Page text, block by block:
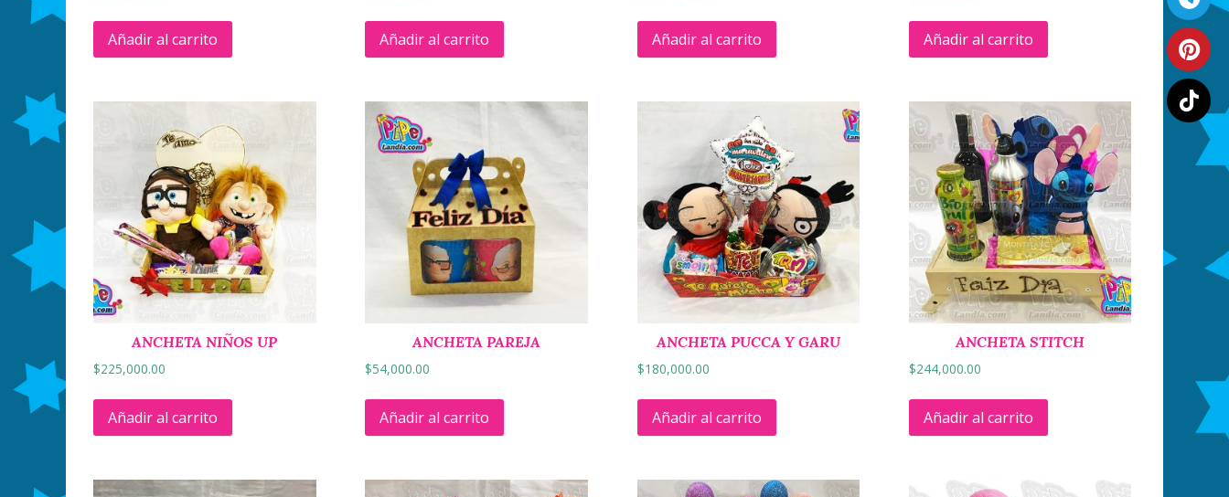
Añadir al carrito Añadir al carrito Añadir al carrito Añadir al carrito
ANCHETA NIÑOS UP
$225,000.00
Añadir al carrito
ANCHETA PAREJA
$54,000.00
Añadir al carrito
ANCHETA PUCCA Y GARU
$180,000.00
Añadir al carrito
ANCHETA STITCH
$244,000.00
Añadir al carrito